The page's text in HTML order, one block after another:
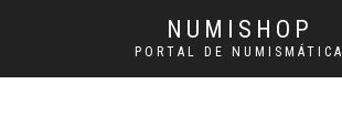
NUMISHOP
PORTAL DE NUMISMÁTICA